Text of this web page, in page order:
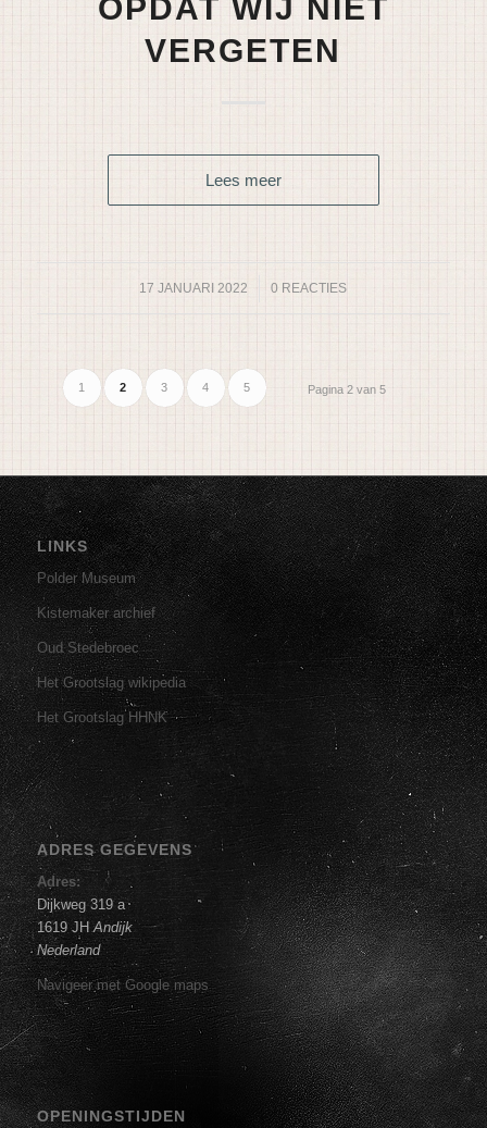
OPDAT WIJ NIET
VERGETEN
Lees meer
17 JANUARI 2022
/ 0 REACTIES
Pagina 2 van 5
1 2 3 4 5
LINKS
Polder Museum
Kistemaker archief
Oud Stedebroec
Het Grootslag wikipedia
Het Grootslag HHNK
ADRES GEGEVENS
Adres:
Dijkweg 319 a
1619 JH Andijk
Nederland
Navigeer met Google maps
OPENINGSTIJDEN